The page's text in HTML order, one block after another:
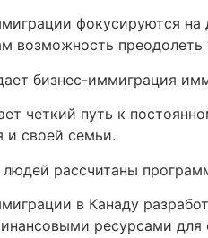
фокусируются на
возможность преодолеть
бизнес-иммиграция
четкий путь к
и своей семьи.
людей рассчитаны
в Канаду
ресурсами для